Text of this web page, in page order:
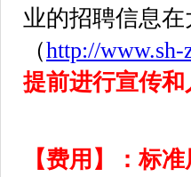
业的招聘信息
（http://www.sh-
提前进行宣传和
【费用】：标准